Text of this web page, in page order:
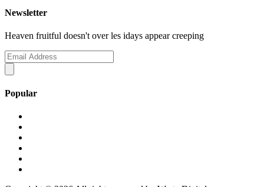
Newsletter
Heaven fruitful doesn't over les idays appear creeping
Popular